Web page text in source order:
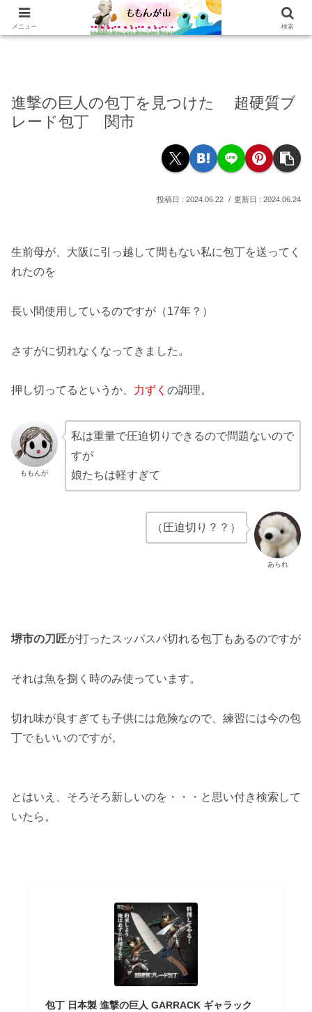
ホーム 乳がんの話
乳がん記録
おかわり
もぐもぐ 読書記録
進撃の巨人の包丁を見つけた 超硬質ブ
レード包丁 関市
2024.06.22 2024.06.24
生前母が、大阪に引っ越して間もない私に包丁を送ってく
れたのを
長い間使用しているのですが（17年？）
さすがに切れなくなってきました。
押し切ってるというか、 力ずく の調理。
ももんが
私は重量で圧迫切りできるので問題ないので
すが
娘たちは軽すぎて
あられ
（圧迫切り？？）
堺市の刀匠が打ったスッパスパ切れる包丁もあるのですが
それは魚を捌く時のみ使っています。
切れ味が良すぎても子供には危険なので、練習には今の包
丁でもいいのですが。
とはいえ、そろそろ新しいのを・・・と思い付き検索して
いたら。
包丁 日本製 進撃の巨人 GARRACK ギャラック
メニュー 検索